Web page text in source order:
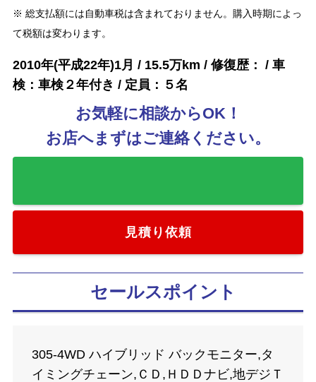
※ 総支払額には自動車税は含まれておりません。購入時期によっ
て税額は変わります。
2010年(平成22年)1月 / 15.5万km / 修復歴： / 車
検：車検２年付き / 定員：５名
お気軽に相談からOK！
お店へまずはご連絡ください。
見積り依頼
セールスポイント
305-4WD ハイブリッド バックモニター,タ
イミングチェーン,ＣＤ,ＨＤＤナビ,地デジＴ